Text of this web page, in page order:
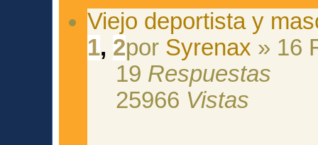
Viejo deportista y
1, 2por Syrenax » 16
19 Respuestas
25966 Vistas